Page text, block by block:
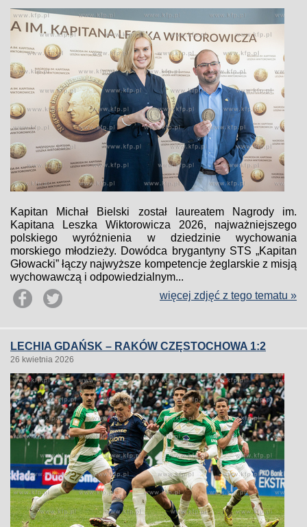
Kapitan Michał Bielski został laureatem Nagrody im.
Kapitana Leszka Wiktorowicza 2026, najważniejszego
polskiego wyróżnienia w dziedzinie wychowania
morskiego młodzieży. Dowódca brygantyny STS „Kapitan
Głowacki” łączy najwyższe kompetencje żeglarskie z misją
wychowawczą i odpowiedzialnym...
więcej zdjęć z tego tematu »
LECHIA GDAŃSK – RAKÓW CZĘSTOCHOWA 1:2
26 kwietnia 2026